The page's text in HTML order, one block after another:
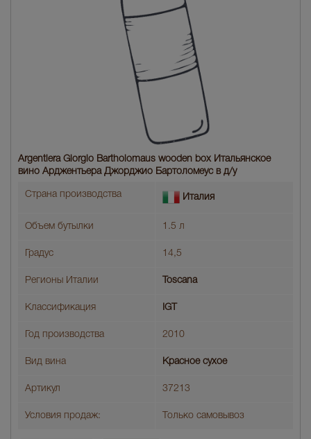
Argentiera Giorgio Bartholomaus wooden box Итальянское
вино Арджентьера Джорджио Бартоломеус в д/у
Страна производства Италия
Объем бутылки 1.5 л
Градус 14,5
Регионы Италии Toscana
Классификация IGT
Год производства 2010
Вид вина Красное сухое
Артикул 37213
Условия продаж: Только самовывоз